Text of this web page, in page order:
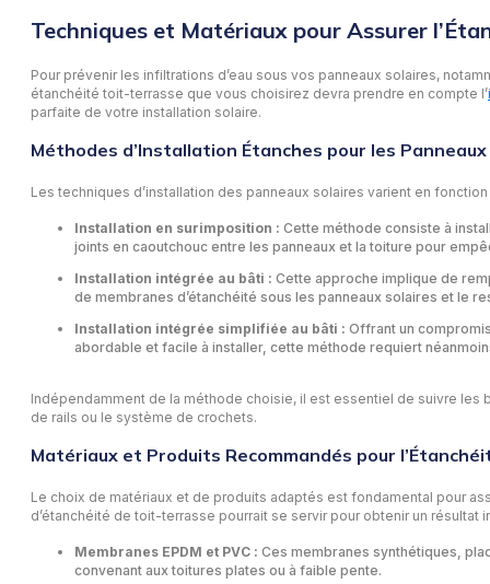
Techniques et Matériaux pour Assurer
Pour prévenir les infiltrations d’eau sous vos panneaux solaires,
étanchéité toit-terrasse que vous choisirez devra prendre en compte l’
parfaite de votre installation solaire.
Méthodes d’Installation Étanches pour les
Les techniques d’installation des panneaux solaires varient en
Installation en surimposition : Cette méthode consiste à
joints en caoutchouc entre les panneaux et la toiture pour
Installation intégrée au bâti : Cette approche implique de
de membranes d’étanchéité sous les panneaux solaires et le
Installation intégrée simplifiée au bâti : Offrant un
abordable et facile à installer, cette méthode requiert
Indépendamment de la méthode choisie, il est essentiel de suivre
de rails ou le système de crochets.
Matériaux et Produits Recommandés pour
Le choix de matériaux et de produits adaptés est fondamental pour
d’étanchéité de toit-terrasse pourrait se servir pour obtenir un résultat
Membranes EPDM et PVC : Ces membranes synthétiques,
convenant aux toitures plates ou à faible pente.